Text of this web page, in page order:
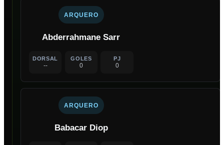
ARQUERO
Abderrahmane Sarr
DORSAL
--
GOLES
0
PJ
0
ARQUERO
Babacar Diop